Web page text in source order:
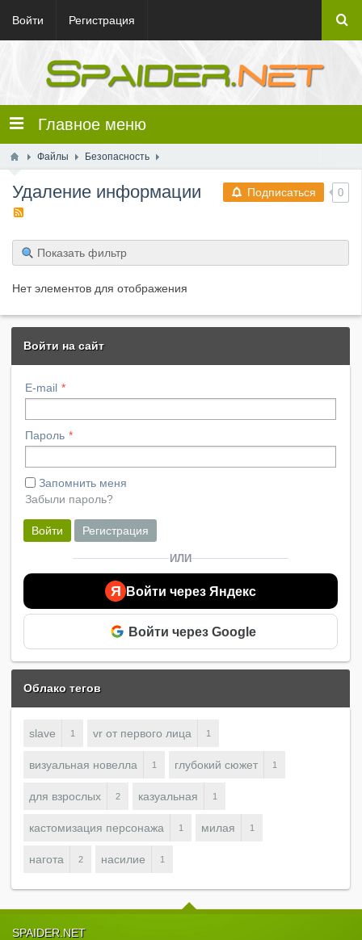
Войти Регистрация
Главное меню
Файлы Безопасность
Подписаться 0
Удаление информации
Показать фильтр
Нет элементов для отображения
Войти на сайт
E-mail
Пароль
Запомнить меня
Забыли пароль?
Войти Регистрация
ИЛИ
Я Войти через Яндекс
Войти через Google
Облако тегов
slave 1 vr от первого лица 1
визуальная новелла 1 глубокий сюжет 1
для взрослых 2 казуальная 1
кастомизация персонажа 1 милая 1
нагота 2 насилие 1
SPAIDER.NET